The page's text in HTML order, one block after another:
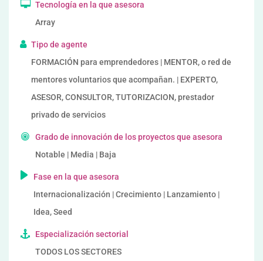
Tecnología en la que asesora
Array
Tipo de agente
FORMACIÓN para emprendedores | MENTOR, o red de
mentores voluntarios que acompañan. | EXPERTO,
ASESOR, CONSULTOR, TUTORIZACION, prestador
privado de servicios
Grado de innovación de los proyectos que asesora
Notable | Media | Baja
Fase en la que asesora
Internacionalización | Crecimiento | Lanzamiento |
Idea, Seed
Especialización sectorial
TODOS LOS SECTORES